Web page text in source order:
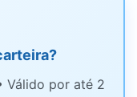
Válido por até 2